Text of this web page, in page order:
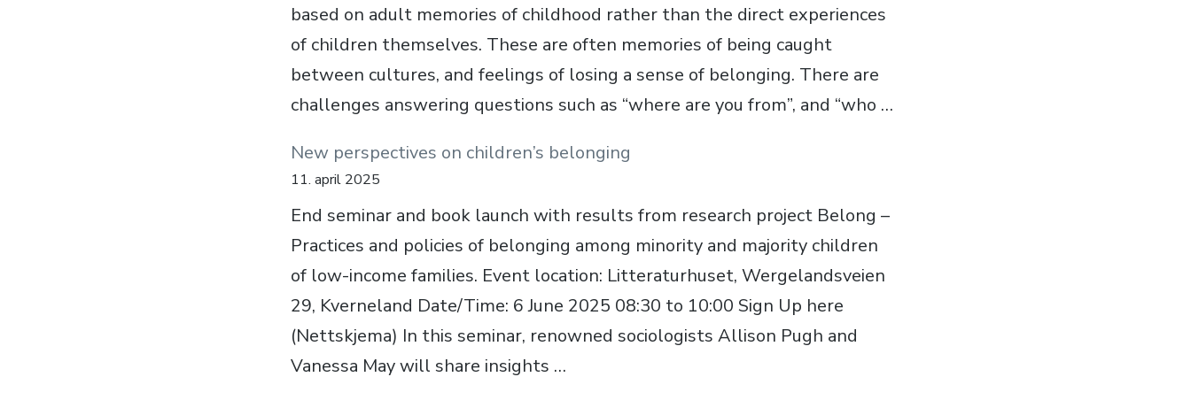
based on adult memories of childhood rather than the direct experiences
of children themselves. These are often memories of being caught
between cultures, and feelings of losing a sense of belonging. There are
challenges answering questions such as “where are you from”, and “who …
New perspectives on children’s belonging
11. april 2025
End seminar and book launch with results from research project Belong –
Practices and policies of belonging among minority and majority children
of low-income families. Event location: Litteraturhuset, Wergelandsveien
29, Kverneland Date/Time: 6 June 2025 08:30 to 10:00 Sign Up here
(Nettskjema) In this seminar, renowned sociologists Allison Pugh and
Vanessa May will share insights …